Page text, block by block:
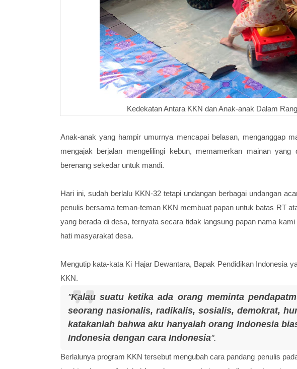
Kedekatan Antara KKN dan Anak-anak Dalam
Anak-anak yang hampir umurnya mencapai belasan, menganggap
mengajak berjalan mengelilingi kebun, memamerkan mainan
berenang sekedar untuk mandi.
Hari ini, sudah berlalu KKN-32 tetapi undangan berbagai undangan
penulis bersama teman-teman KKN membuat papan untuk batas RT
yang berada di desa, ternyata secara tidak langsung papan nama
hati masyarakat desa.
Mengutip kata-kata Ki Hajar Dewantara, Bapak Pendidikan Indonesia
KKN.
"Kalau suatu ketika ada orang meminta
seorang nasionalis, radikalis, sosialis, demokrat,
katakanlah bahwa aku hanyalah orang Indonesia
Indonesia dengan cara Indonesia".
Berlalunya program KKN tersebut mengubah cara pandang penulis